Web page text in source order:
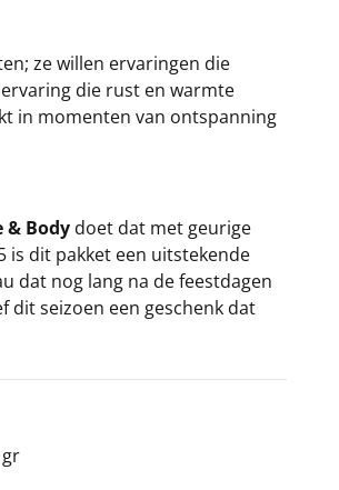
ze willen ervaringen die
die rust en warmte
in momenten van ontspanning
& Body doet dat met geurige
is dit pakket een uitstekende
dat nog lang na de feestdagen
dit seizoen een geschenk dat